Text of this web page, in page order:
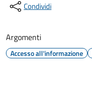
Condividi
Argomenti
Accesso all'informazione